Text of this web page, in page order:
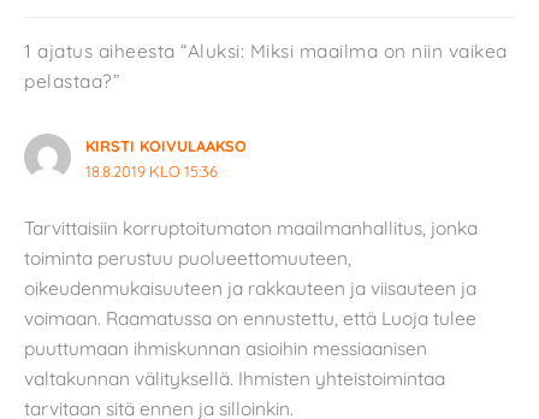
1 ajatus aiheesta “Aluksi: Miksi maailma on niin vaikea
pelastaa?”
KIRSTI KOIVULAAKSO
18.8.2019 KLO 15:36
Tarvittaisiin korruptoitumaton maailmanhallitus, jonka
toiminta perustuu puolueettomuuteen,
oikeudenmukaisuuteen ja rakkauteen ja viisauteen ja
voimaan. Raamatussa on ennustettu, että Luoja tulee
puuttumaan ihmiskunnan asioihin messiaanisen
valtakunnan välityksellä. Ihmisten yhteistoimintaa
tarvitaan sitä ennen ja silloinkin.